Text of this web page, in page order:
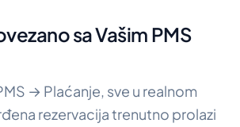
sa Vašim PMS
→ Plaćanje, sve u realnom
rezervacija trenutno prolazi